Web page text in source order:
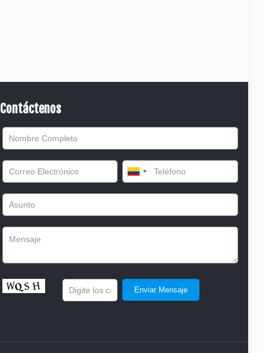
Contáctenos